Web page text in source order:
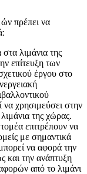
πρέπει να
λιμάνια της
επίτευξη των
έργου στο
χρησιμεύσει στην
της χώρας.
επιτρέπουν να
με σημαντικά
να αφορά την
και την ανάπτυξη
από το λιμάνι